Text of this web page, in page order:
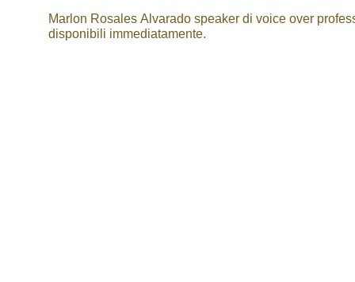
Marlon Rosales Alvarado speaker di voice over
disponibili immediatamente.